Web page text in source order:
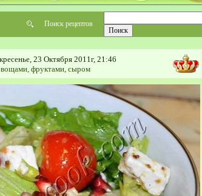
Поиск рецептов
23 Октября 2011г, 21:46
фруктами, сыром